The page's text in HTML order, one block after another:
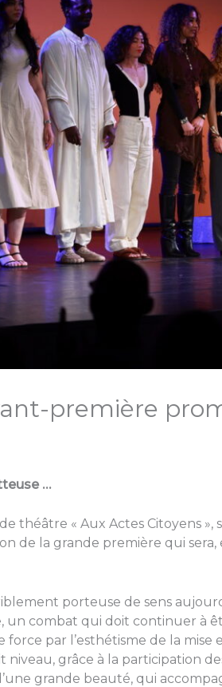
première
…
théâtre « Aux Actes Citoyens »,
de la grande première qui
porteuse de sens
un combat qui doit continuer à
par l’esthétisme de la mise
grâce à la participation
grande beauté, qui